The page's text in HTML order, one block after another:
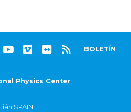
BOLETÍN
Physics Center
SPAIN